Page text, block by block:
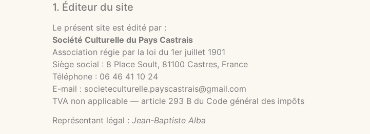
1. Éditeur du site
Le présent site est édité par :
Société Culturelle du Pays Castrais
Association régie par la loi du 1er juillet 1901
Siège social : 8 Place Soult, 81100 Castres, France
Téléphone : 06 46 41 10 24
E-mail : societeculturelle.payscastrais@gmail.com
TVA non applicable — article 293 B du Code général des impôts
Représentant légal : Jean-Baptiste Alba